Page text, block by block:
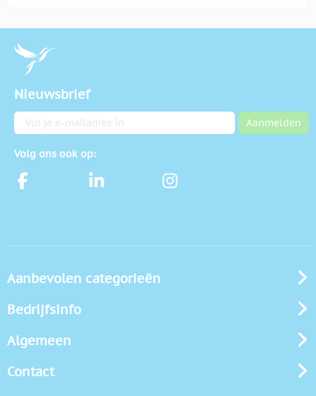
Nieuwsbrief
E-mailadres Aanmelden
Volg ons ook op:
Aanbevolen categorieën
Bedrijfsinfo
Algemeen
Contact